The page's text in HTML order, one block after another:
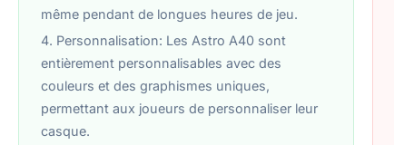
même pendant de longues heures de jeu.
4. Personnalisation: Les Astro A40 sont
entièrement personnalisables avec des
couleurs et des graphismes uniques,
permettant aux joueurs de personnaliser leur
casque.